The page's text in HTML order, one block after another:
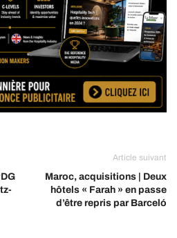
Article suivant
Maroc, acquisitions | Deux
hôtels « Farah » en passe
d’être repris par Barceló